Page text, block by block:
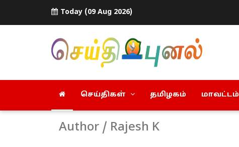
Today (09 Aug 2026)
செய்திகள் தமிழகம் மாவட்டம்
Author / Rajesh K